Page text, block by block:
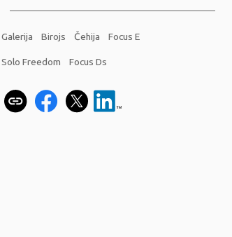
Galerija Birojs Čehija Focus E
Solo Freedom Focus Ds